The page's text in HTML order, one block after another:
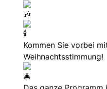
Kommen Sie vorbei
Weihnachtsstimmung!